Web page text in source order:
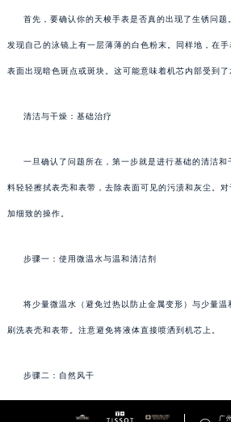
首先，要确认你的天梭手表是否真的出现了生锈问
发现自己的泳镜上有一层薄薄的白色粉末。同样地，在
表面出现暗色斑点或斑块。这可能意味着机芯内部受到了
清洁与干燥：基础治疗
一旦确认了问题所在，第一步就是进行基础的清洁
料轻轻擦拭表壳和表带，去除表面可见的污渍和灰尘。
加细致的操作。
步骤一：使用微温水与温和清洁剂
将少量微温水（避免过热以防止金属变形）与少量
刷洗表壳和表带。注意避免将液体直接喷洒到机芯上。
步骤二：自然风干
广